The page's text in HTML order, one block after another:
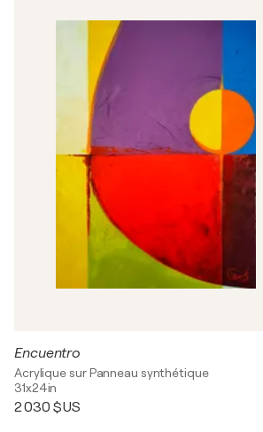
Encuentro
Acrylique sur Panneau synthétique
31x24in
2 030 $US